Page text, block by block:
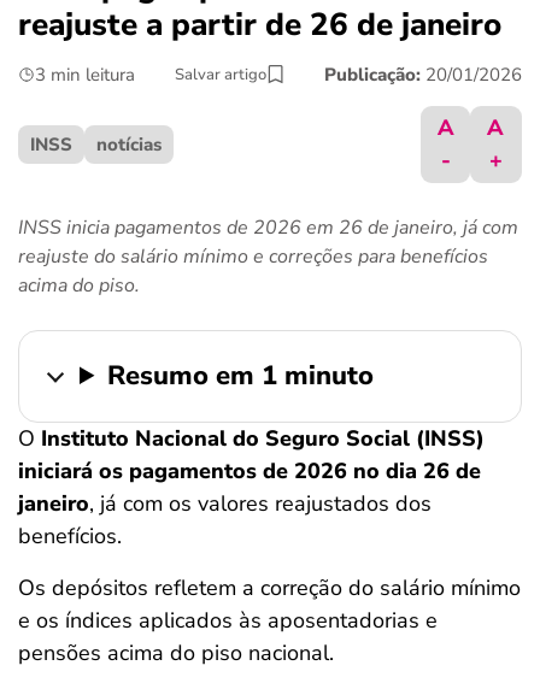
crédito fácil
últimas notícias
ferramentas
reajuste a partir de 26 de janeiro
3 min leitura Salvar artigo Publicação: 20/01/2026
INSS notícias
A
-
A
+
INSS inicia pagamentos de 2026 em 26 de janeiro, já com
reajuste do salário mínimo e correções para benefícios
acima do piso.
Resumo em 1 minuto
O Instituto Nacional do Seguro Social (INSS)
iniciará os pagamentos de 2026 no dia 26 de
janeiro, já com os valores reajustados dos
benefícios.
Os depósitos refletem a correção do salário mínimo
e os índices aplicados às aposentadorias e
pensões acima do piso nacional.